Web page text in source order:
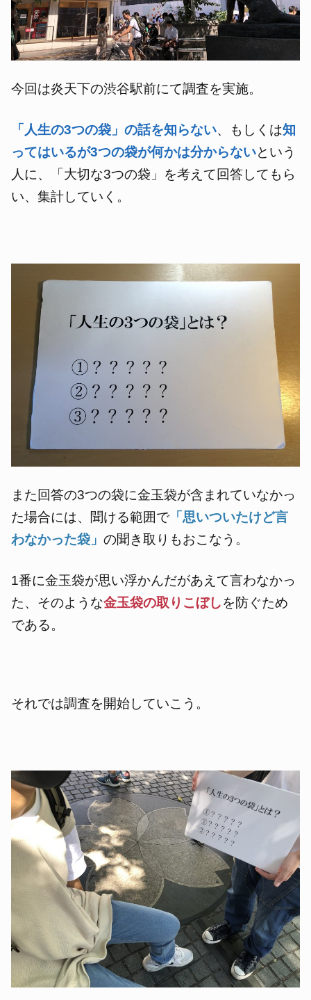
今回は炎天下の渋谷駅前にて調査を実施。
「人生の3つの袋」の話を知らない、もしくは知
ってはいるが3つの袋が何かは分からないという
人に、「大切な3つの袋」を考えて回答してもら
い、集計していく。
また回答の3つの袋に金玉袋が含まれていなかっ
た場合には、聞ける範囲で 「思いついたけど言
わなかった袋」の聞き取りもおこなう。
1番に金玉袋が思い浮かんだがあえて言わなかっ
た、そのような金玉袋の取りこぼしを防ぐため
である。
それでは調査を開始していこう。